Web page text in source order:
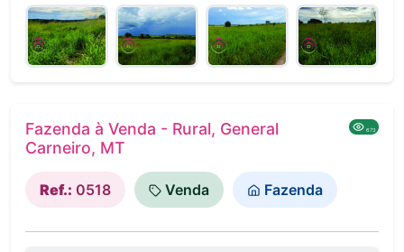
Fazenda à Venda - Rural, General
Carneiro, MT
673
Ref.: 0518 Venda Fazenda